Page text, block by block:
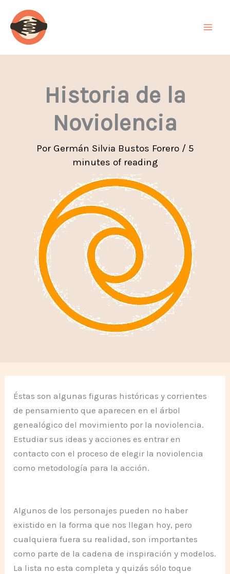
contenido
Historia de la
Noviolencia
Por Germán Silvia Bustos Forero / 5
minutes of reading
Éstas son algunas figuras históricas y corrientes
de pensamiento que aparecen en el árbol
genealógico del movimiento por la noviolencia.
Estudiar sus ideas y acciones es entrar en
contacto con el proceso de elegir la noviolencia
como metodología para la acción.
Algunos de los personajes pueden no haber
existido en la forma que nos llegan hoy, pero
cualquiera fuera su realidad, son importantes
como parte de la cadena de inspiración y modelos.
La lista no esta completa y quizás sólo toque